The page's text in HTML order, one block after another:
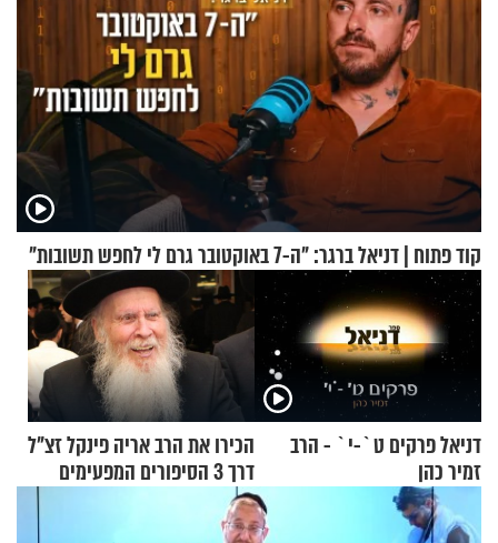
קוד פתוח | דניאל ברגר: "ה-7 באוקטובר גרם לי לחפש תשובות"
דניאל פרקים ט`-י` - הרב
זמיר כהן
הכירו את הרב אריה פינקל זצ"ל
דרך 3 הסיפורים המפעימים
האלה